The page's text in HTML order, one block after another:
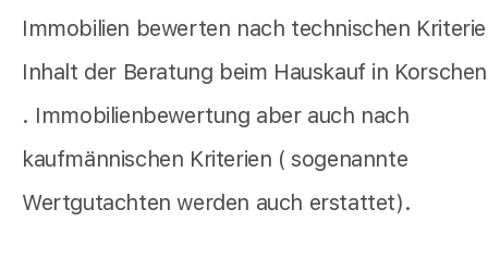
Immobilien bewerten nach technischen
Inhalt der Beratung beim Hauskauf in
. Immobilienbewertung aber auch nach
kaufmännischen Kriterien ( sogenannte
Wertgutachten werden auch erstattet).